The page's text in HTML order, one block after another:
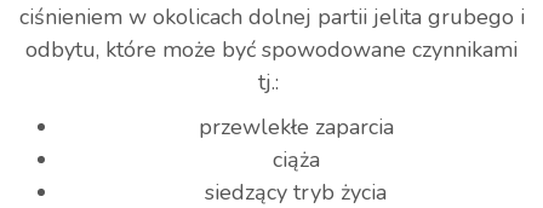
ciśnieniem w okolicach dolnej partii jelita grubego i
odbytu, które może być spowodowane czynnikami
tj.:
przewlekłe zaparcia
ciąża
siedzący tryb życia